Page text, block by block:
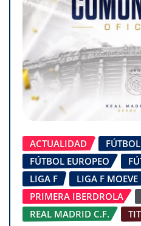
ACTUALIDAD
FÚTBOL
FÚTBOL EUROPEO
LIGA F
LIGA F MOEVE
PRIMERA IBERDROLA
REAL MADRID C.F.